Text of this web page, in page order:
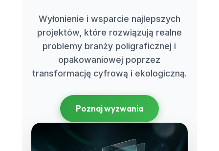
Wyłonienie i wsparcie najlepszych
projektów, które rozwiązują realne
problemy branży poligraficznej i
opakowaniowej poprzez
transformację cyfrową i ekologiczną.
Poznaj wyzwania